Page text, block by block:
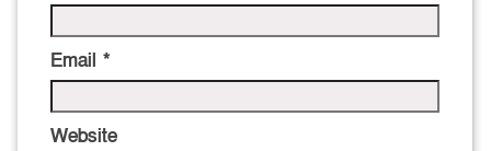
Email *
Website